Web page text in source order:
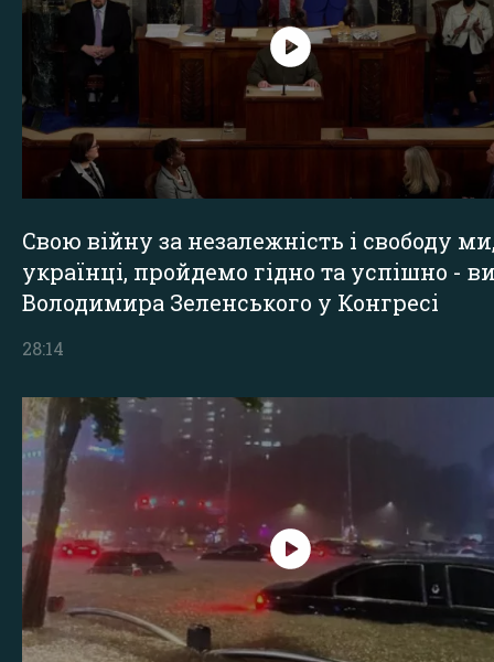
Свою війну за незалежність і свободу
українці, пройдемо гідно та успішно -
Володимира Зеленського у Конгресі
28:14